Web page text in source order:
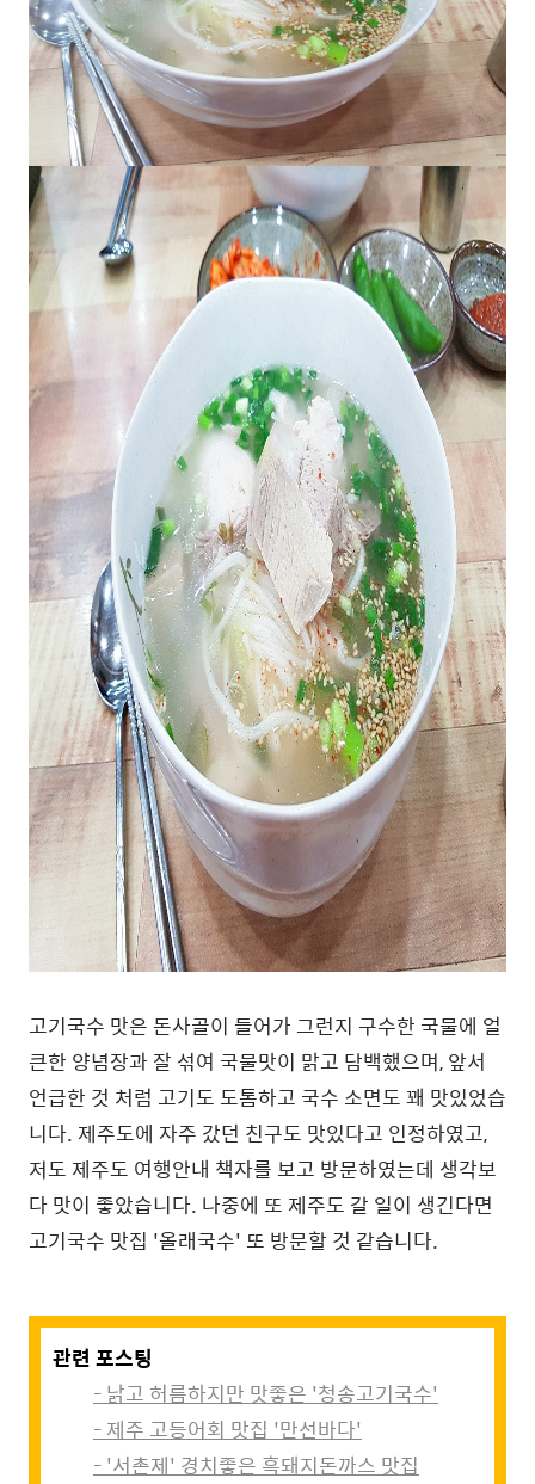
고기국수 맛은 돈사골이 들어가 그런지 구수한 국물에 얼
큰한 양념장과 잘 섞여 국물맛이 맑고 담백했으며, 앞서
언급한 것 처럼 고기도 도톰하고 국수 소면도 꽤 맛있었습
니다. 제주도에 자주 갔던 친구도 맛있다고 인정하였고,
저도 제주도 여행안내 책자를 보고 방문하였는데 생각보
다 맛이 좋았습니다. 나중에 또 제주도 갈 일이 생긴다면
고기국수 맛집 '올래국수' 또 방문할 것 같습니다.
관련 포스팅
- 낡고 허름하지만 맛좋은 '청송고기국수'
- 제주 고등어회 맛집 '만선바다'
- '서촌제' 경치좋은 흑돼지돈까스 맛집